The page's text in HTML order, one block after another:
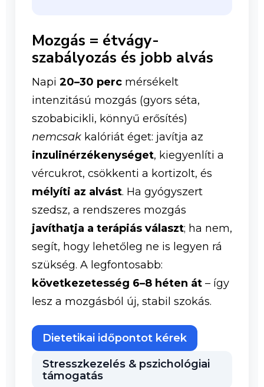
Mozgás = étvágy-
szabályozás és jobb alvás
Napi 20–30 perc mérsékelt
intenzitású mozgás (gyors séta,
szobabicikli, könnyű erősítés)
nemcsak kalóriát éget: javítja az
inzulinérzékenységet, kiegyenlíti a
vércukrot, csökkenti a kortizolt, és
mélyíti az alvást. Ha gyógyszert
szedsz, a rendszeres mozgás
javíthatja a terápiás választ; ha nem,
segít, hogy lehetőleg ne is legyen rá
szükség. A legfontosabb:
következetesség 6–8 héten át – így
lesz a mozgásból új, stabil szokás.
Dietetikai időpontot kérek
Stresszkezelés & pszichológiai
támogatás